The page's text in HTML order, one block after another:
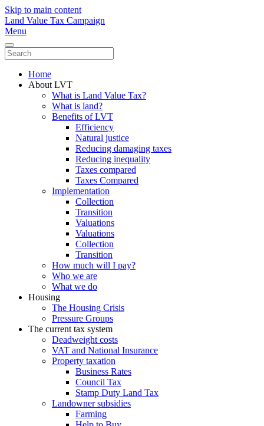
Skip to main content
Land Value Tax Campaign
Menu
Home
About LVT
What is Land Value Tax?
What is land?
Benefits of LVT
Efficiency
Natural justice
Reducing damaging taxes
Reducing inequality
Taxes compared
Taxes Compared
Implementation
Collection
Transition
Valuations
Valuations
Collection
Transition
How much will I pay?
Who we are
What we do
Housing
The Housing Crisis
Pressure Groups
The current tax system
Deadweight costs
VAT and National Insurance
Property taxation
Business Rates
Council Tax
Stamp Duty Land Tax
Landowner subsidies
Farming